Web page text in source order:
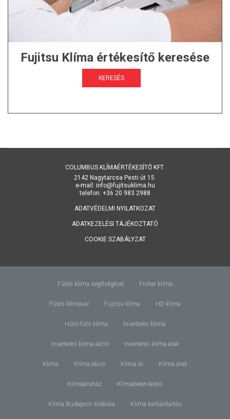
Fujitsu Klíma értékesítő keresése
KERESÉS
COLUMBUS KLÍMAÉRTÉKESÍTŐ KFT.
2142 Nagytarcsa Pesti út 15.
e-mail: info@fujitsuklima.hu
telefon: +36 20 983 2988
ADATVÉDELMI NYILATKOZAT
ADATKEZELÉSI TÁJÉKOZTATÓ
COOKIE SZABÁLYZAT
Fűtés klíma segítségével Fisher klíma
Fűtés klímával Fujitsu klíma HD klíma
Hűtő-fűtő klíma Inverteres klíma
Inverteres klíma akció Inverteres klíma árak
Klíma Klíma akció Klíma ár Klíma árak
Klímaáruház Klímaberendezés
Klíma Budapest irodáiba Klíma karbantartás